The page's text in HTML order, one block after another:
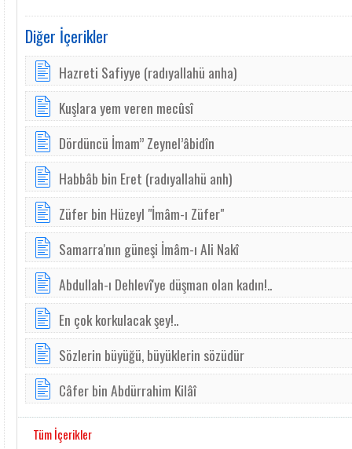
Diğer İçerikler
Hazreti Safiyye (radıyallahü anha)
Kuşlara yem veren mecûsî
Dördüncü İmam” Zeynel’âbidîn
Habbâb bin Eret (radıyallahü anh)
Züfer bin Hüzeyl "İmâm-ı Züfer"
Samarra'nın güneşi İmâm-ı Ali Nakî
Abdullah-ı Dehlevî'ye düşman olan kadın!..
En çok korkulacak şey!..
Sözlerin büyüğü, büyüklerin sözüdür
Câfer bin Abdürrahim Kilâî
Tüm İçerikler